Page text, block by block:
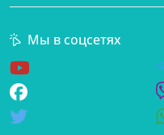
Мы в соцсетях